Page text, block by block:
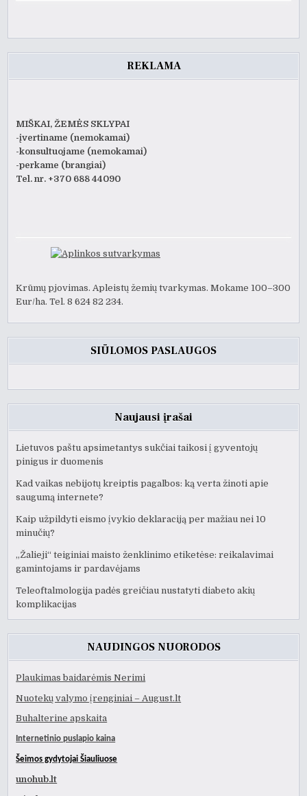
REKLAMA
MIŠKAI, ŽEMĖS SKLYPAI
-įvertiname (nemokamai)
-konsultuojame (nemokamai)
-perkame (brangiai)
Tel. nr. +370 688 44090
Krūmų pjovimas. Apleistų žemių tvarkymas. Mokame 100–300
Eur/ha. Tel. 8 624 82 234.
SIŪLOMOS PASLAUGOS
Naujausi įrašai
Lietuvos paštu apsimetantys sukčiai taikosi į gyventojų
pinigus ir duomenis
Kad vaikas nebijotų kreiptis pagalbos: ką verta žinoti apie
saugumą internete?
Kaip užpildyti eismo įvykio deklaraciją per mažiau nei 10
minučių?
„Žalieji“ teiginiai maisto ženklinimo etiketėse: reikalavimai
gamintojams ir pardavėjams
Teleoftalmologija padės greičiau nustatyti diabeto akių
komplikacijas
NAUDINGOS NUORODOS
Plaukimas baidarėmis Nerimi
Nuotekų valymo įrenginiai – August.lt
Buhalterine apskaita
Internetinio puslapio kaina
Šeimos gydytojai Šiauliuose
unohub.lt